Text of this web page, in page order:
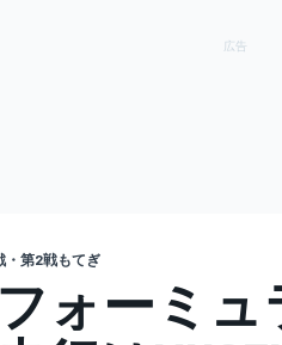
・第2戦もてぎ
ォーミュ